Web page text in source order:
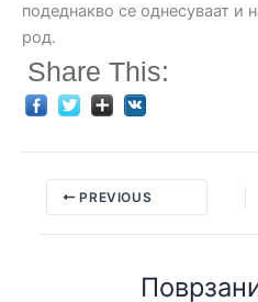
подеднакво се однесуваат и
род.
Share This:
PREVIOUS